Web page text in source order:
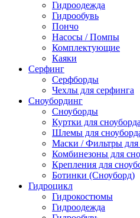
Гидроодежда
Гидрообувь
Пончо
Насосы / Помпы
Комплектующие
Каяки
Серфинг
Серфборды
Чехлы для серфинга
Сноубординг
Сноуборды
Куртки для сноуборда
Шлемы для
Маски / Фильтры для
Комбинезоны для
Крепления для
Ботинки (Сноуборд)
Гидроцикл
Гидрокостюмы
Гидроодежда